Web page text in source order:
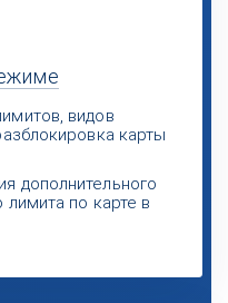
видов
карты
дополнительного
по карте в